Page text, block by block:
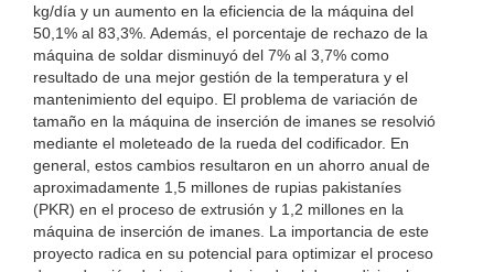
kg/día y un aumento en la eficiencia de la máquina del
50,1% al 83,3%. Además, el porcentaje de rechazo de la
máquina de soldar disminuyó del 7% al 3,7% como
resultado de una mejor gestión de la temperatura y el
mantenimiento del equipo. El problema de variación de
tamaño en la máquina de inserción de imanes se resolvió
mediante el moleteado de la rueda del codificador. En
general, estos cambios resultaron en un ahorro anual de
aproximadamente 1,5 millones de rupias pakistaníes
(PKR) en el proceso de extrusión y 1,2 millones en la
máquina de inserción de imanes. La importancia de este
proyecto radica en su potencial para optimizar el proceso